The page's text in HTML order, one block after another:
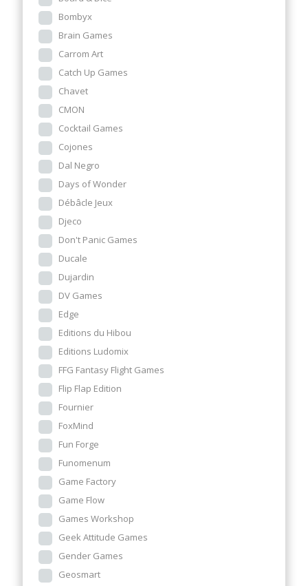
Bombyx
Brain Games
Carrom Art
Catch Up Games
Chavet
CMON
Cocktail Games
Cojones
Dal Negro
Days of Wonder
Débâcle Jeux
Djeco
Don't Panic Games
Ducale
Dujardin
DV Games
Edge
Editions du Hibou
Editions Ludomix
FFG Fantasy Flight Games
Flip Flap Edition
Fournier
FoxMind
Fun Forge
Funomenum
Game Factory
Game Flow
Games Workshop
Geek Attitude Games
Gender Games
Geosmart